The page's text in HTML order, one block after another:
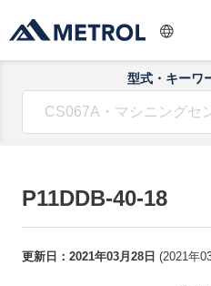
型式・キーワ
P11DDB-40-18
更新日： 2021年03月28日 (2021年